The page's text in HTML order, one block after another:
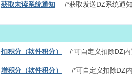
获取未读系统通知 /*获取发送DZ系统通
扣积分（软件积分） /*可自定义扣除DZ内
增积分（软件积分） /*可自定义扣除DZ